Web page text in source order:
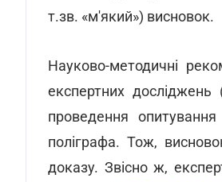
т.зв. «м'який») висновок.
Науково-методичні
експертних
проведення
поліграфа. Тож,
доказу. Звісно ж,